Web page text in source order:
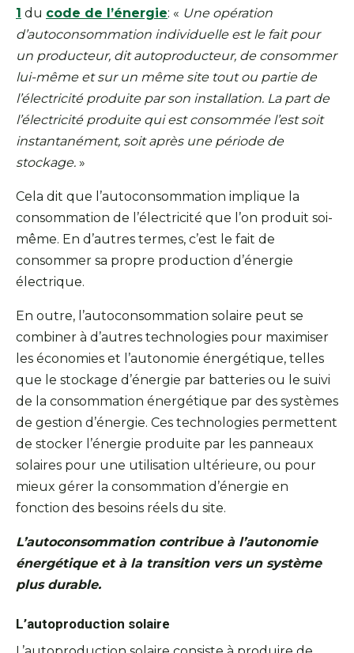
1 du code de l’énergie: « Une opération
d’autoconsommation individuelle est le fait pour
un producteur, dit autoproducteur, de consommer
lui-même et sur un même site tout ou partie de
l’électricité produite par son installation. La part de
l’électricité produite qui est consommée l’est soit
instantanément, soit après une période de
stockage. »
Cela dit que l’autoconsommation implique la
consommation de l’électricité que l’on produit soi-
même. En d’autres termes, c’est le fait de
consommer sa propre production d’énergie
électrique.
En outre, l’autoconsommation solaire peut se
combiner à d’autres technologies pour maximiser
les économies et l’autonomie énergétique, telles
que le stockage d’énergie par batteries ou le suivi
de la consommation énergétique par des systèmes
de gestion d’énergie. Ces technologies permettent
de stocker l’énergie produite par les panneaux
solaires pour une utilisation ultérieure, ou pour
mieux gérer la consommation d’énergie en
fonction des besoins réels du site.
L’autoconsommation contribue à l’autonomie
énergétique et à la transition vers un système
plus durable.
L’autoproduction solaire